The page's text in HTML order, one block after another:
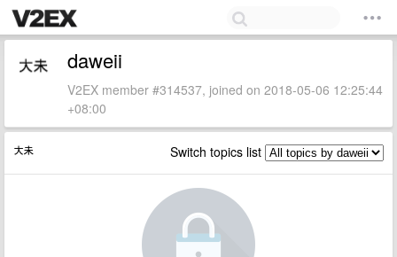
daweii
V2EX member #314537, joined on 2018-05-06 12:25:44
+08:00
Switch topics list